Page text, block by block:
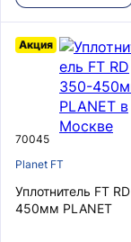
70045
Planet FT
Акция
Уплотнитель FT RD 350-
450мм PLANET